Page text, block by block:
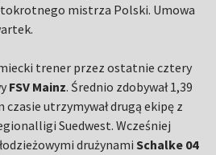
mistrza Polski. Umowa
trener przez ostatnie cztery
FSV Mainz. Średnio zdobywał 1,39
utrzymywał drugą ekipę z
Suedwest. Wcześniej
drużynamiSchalke 04